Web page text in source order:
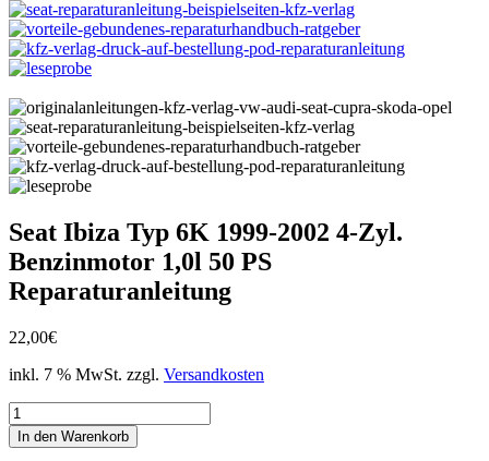
Seat Ibiza Typ 6K 1999-2002 4-Zyl.
Benzinmotor 1,0l 50 PS
Reparaturanleitung
22,00€
inkl. 7 % MwSt. zzgl. Versandkosten
Seat
Ibiza
Typ
In den Warenkorb